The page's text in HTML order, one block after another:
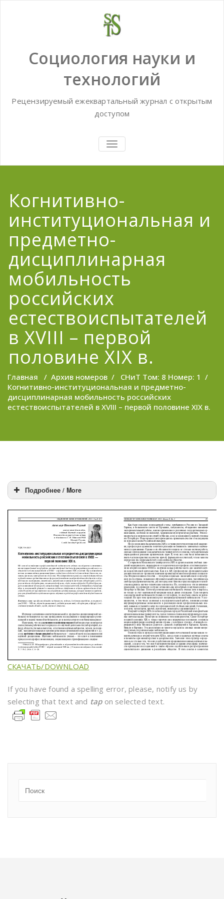
Социология науки и
технологий
Рецензируемый ежеквартальный журнал с открытым
доступом
TOGGLE
NAVIGATION
Когнитивно-
институциональная и
предметно-
дисциплинарная
мобильность
российских
естествоиспытателей
в XVIII – первой
половине XIX в.
Главная / Архив номеров / СНиТ Том: 8 Номер: 1 /
Когнитивно-институциональная и предметно-
дисциплинарная мобильность российских
естествоиспытателей в XVIII – первой половине XIX в.
Подробнее / More
СКАЧАТЬ/DOWNLOAD
If you have found a spelling error, please, notify us by
selecting that text and tapon selected text.